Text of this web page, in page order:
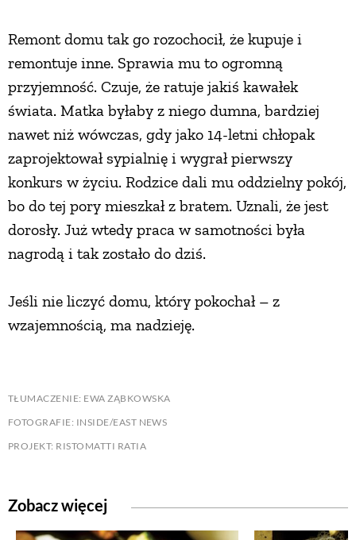
Remont domu tak go rozochocił, że kupuje i
remontuje inne. Sprawia mu to ogromną
przyjemność. Czuje, że ratuje jakiś kawałek
świata. Matka byłaby z niego dumna, bardziej
nawet niż wówczas, gdy jako 14-letni chłopak
zaprojektował sypialnię i wygrał pierwszy
konkurs w życiu. Rodzice dali mu oddzielny pokój,
bo do tej pory mieszkał z bratem. Uznali, że jest
dorosły. Już wtedy praca w samotności była
nagrodą i tak zostało do dziś.
Jeśli nie liczyć domu, który pokochał – z
wzajemnością, ma nadzieję.
TŁUMACZENIE: EWA ZĄBKOWSKA
FOTOGRAFIE: INSIDE/EAST NEWS
PROJEKT: RISTOMATTI RATIA
Zobacz więcej